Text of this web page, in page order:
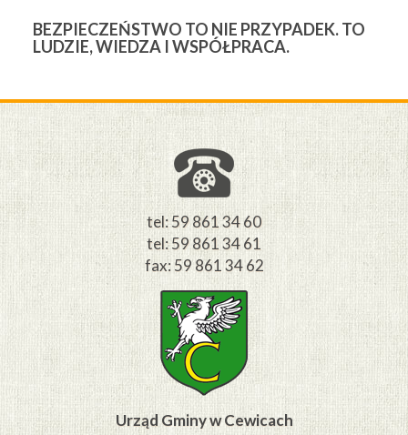
BEZPIECZEŃSTWO TO NIE PRZYPADEK. TO
LUDZIE, WIEDZA I WSPÓŁPRACA.
tel: 59 861 34 60
tel: 59 861 34 61
fax: 59 861 34 62
Urząd Gminy w Cewicach